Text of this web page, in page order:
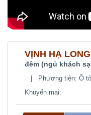
VỊNH HẠ
đêm (ngủ khách
Phương tiện: Ô
Khuyến mại: